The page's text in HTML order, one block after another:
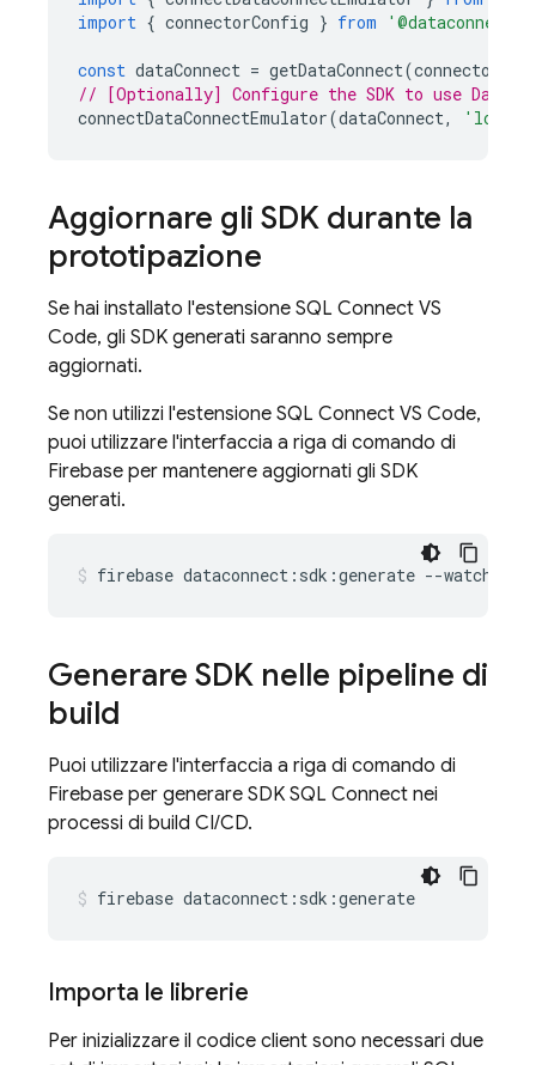
import { connectorConfig } from '@dataconnect/
const dataConnect = getDataConnect(
// [Optionally] Configure the SDK to use Data
connectDataConnectEmulator(dataConnect,
Aggiornare gli SDK durante la
prototipazione
Se hai installato l'estensione SQL Connect VS
Code, gli SDK generati saranno sempre
aggiornati.
Se non utilizzi l'estensione SQL Connect VS Code,
puoi utilizzare l'interfaccia a riga di comando di
Firebase per mantenere aggiornati gli SDK
generati.
firebase dataconnect:sdk:generate --watch
Generare SDK nelle pipeline di
build
Puoi utilizzare l'interfaccia a riga di comando di
Firebase per generare SDK SQL Connect nei
processi di build CI/CD.
firebase dataconnect:sdk:generate
Importa le librerie
Per inizializzare il codice client sono necessari due